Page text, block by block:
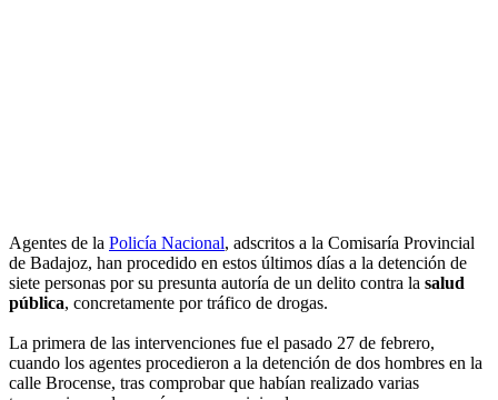
Agentes de la Policía Nacional, adscritos a la Comisaría Provincial
de Badajoz, han procedido en estos últimos días a la detención de
siete personas por su presunta autoría de un delito contra la salud
pública, concretamente por tráfico de drogas.
La primera de las intervenciones fue el pasado 27 de febrero,
cuando los agentes procedieron a la detención de dos hombres en la
calle Brocense, tras comprobar que habían realizado varias